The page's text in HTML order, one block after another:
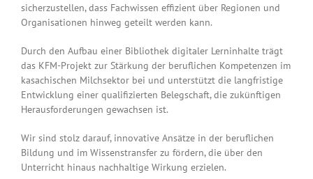
sicherzustellen, dass Fachwissen effizient über Regionen und
Organisationen hinweg geteilt werden kann.
Durch den Aufbau einer Bibliothek digitaler Lerninhalte trägt
das KFM-Projekt zur Stärkung der beruflichen Kompetenzen im
kasachischen Milchsektor bei und unterstützt die langfristige
Entwicklung einer qualifizierten Belegschaft, die zukünftigen
Herausforderungen gewachsen ist.
Wir sind stolz darauf, innovative Ansätze in der beruflichen
Bildung und im Wissenstransfer zu fördern, die über den
Unterricht hinaus nachhaltige Wirkung erzielen.